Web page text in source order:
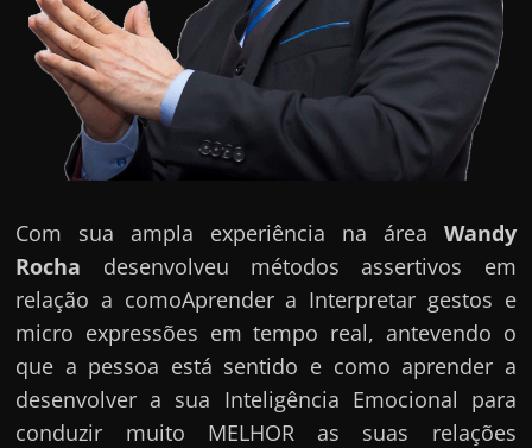
Com sua ampla experiência na área Wandy
Rocha desenvolveu métodos assertivos em
relação a comoAprender a Interpretar gestos e
micro expressões em tempo real, antevendo o
que a pessoa está sentido e como aprender a
desenvolver a sua Inteligência Emocional para
conduzir muito MELHOR as suas relações